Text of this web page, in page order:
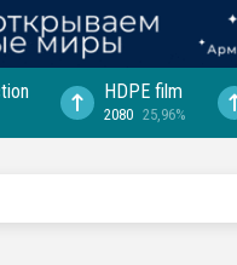
HDPE film
2080 25,96%